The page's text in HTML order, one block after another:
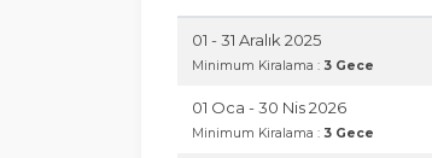
01 - 31 Aralık 2025
Minimum Kiralama : 3 Gece
01 Oca - 30 Nis 2026
Minimum Kiralama : 3 Gece